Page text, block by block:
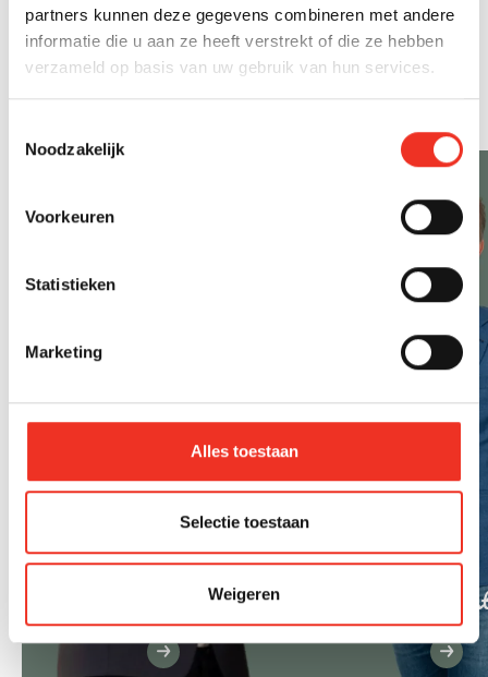
partners kunnen deze gegevens combineren met andere
informatie die u aan ze heeft verstrekt of die ze hebben
verzameld op basis van uw gebruik van hun services.
Noodzakelijk
Voorkeuren
Statistieken
Marketing
Alles toestaan
Selectie toestaan
Weigeren
Medewerkers vestiging Naaldwijk |
Westland
Judith Been – Olsthoorn Gert-Jan